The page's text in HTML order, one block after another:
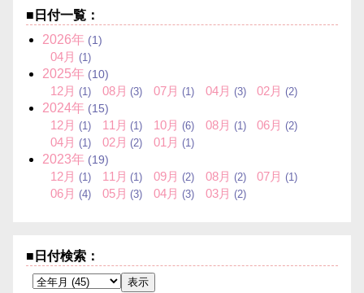
■日付一覧：
2026年 (1)
04月 (1)
2025年 (10)
12月 (1) 08月 (3) 07月 (1) 04月 (3) 02月 (2)
2024年 (15)
12月 (1) 11月 (1) 10月 (6) 08月 (1) 06月 (2)
04月 (1) 02月 (2) 01月 (1)
2023年 (19)
12月 (1) 11月 (1) 09月 (2) 08月 (2) 07月 (1)
06月 (4) 05月 (3) 04月 (3) 03月 (2)
■日付検索：